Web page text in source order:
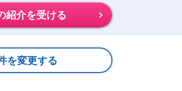
紹介を受ける
を変更する